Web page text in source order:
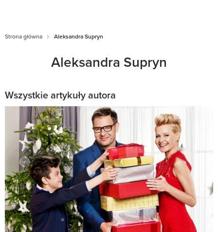
Strona główna Aleksandra Supryn
Aleksandra Supryn
Wszystkie artykuły autora